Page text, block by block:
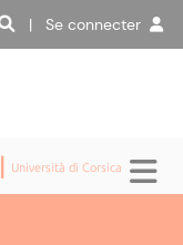
| Se connecter
Università di Corsica